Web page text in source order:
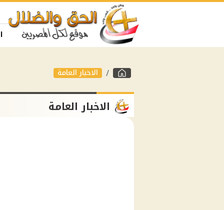
الاخبار العامة
الاخبار العامة